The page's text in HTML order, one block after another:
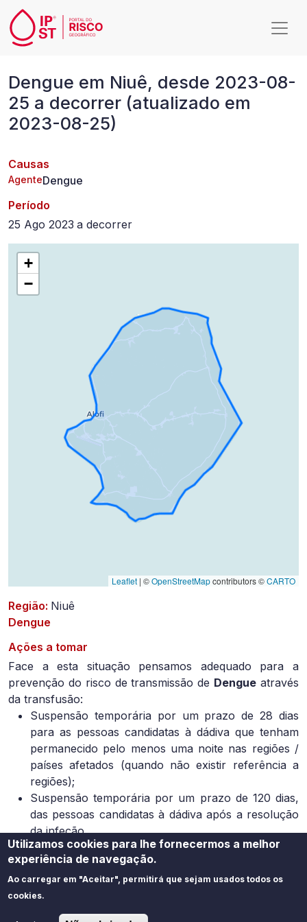
Passar para o conteúdo principal
em
Niuê,
desde
2023-
08-
25
a
decorrer
(atualizado
em
Dengue em Niuê, desde 2023-08-
25 a decorrer (atualizado em
2023-08-25)
Causas
AgenteDengue
Período
25 Ago 2023 a decorrer
+
−
Leaflet | ©OpenStreetMapcontributors ©CARTO
Região: Niuê
Dengue
Ações a tomar
Face a esta situação pensamos adequado para a
prevenção do risco de transmissão de Dengue através
da transfusão:
Suspensão temporária por um prazo de 28 dias
para as pessoas candidatas à dádiva que tenham
permanecido pelo menos uma noite nas regiões /
países afetados (quando não existir referência a
regiões);
Suspensão temporária por um prazo de 120 dias,
das pessoas candidatas à dádiva após a resolução
da infeção.
Áreas de Interesse
Sangue
Utilizamos cookies para lhe fornecermos a melhor
experiência de navegação.
Ao carregar em "Aceitar", permitirá que sejam usados todos os
cookies.